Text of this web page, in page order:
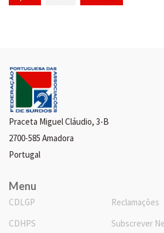
Praceta Miguel Cláudio, 3-B
2700-585 Amadora
Portugal
Menu
CDLGP
CDHPS
Reclamações
Subscrever